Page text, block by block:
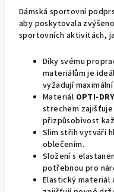
Dámská sportovní
aby poskytovala
sportovních aktivitách,
Díky svému
materiálům je
vyžadují
Materiál OPTI-DRY
strechem
přizpůsobivost
Slim střih vytváří
oblečením.
Složení s
potřebnou pro
Elastický materiál